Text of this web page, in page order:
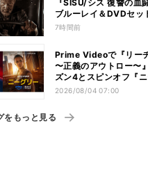
『SISU/シス 復讐の血
ブルーレイ＆DVDセッ
12月2日に発売
7時間前
Prime Videoで『リー
〜正義のアウトロー〜
ズン4とスピンオフ『ニ
リー』の配信が決定
2026/08/04 07:00
をもっと見る